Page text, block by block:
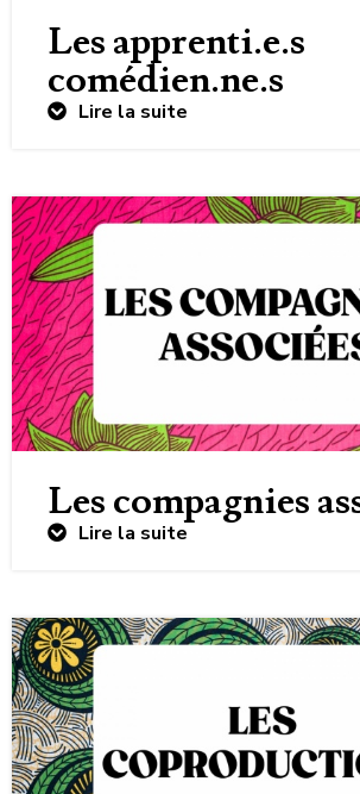
Les apprenti.e.s
comédien.ne.s
Lire la suite
Les compagnies
Lire la suite